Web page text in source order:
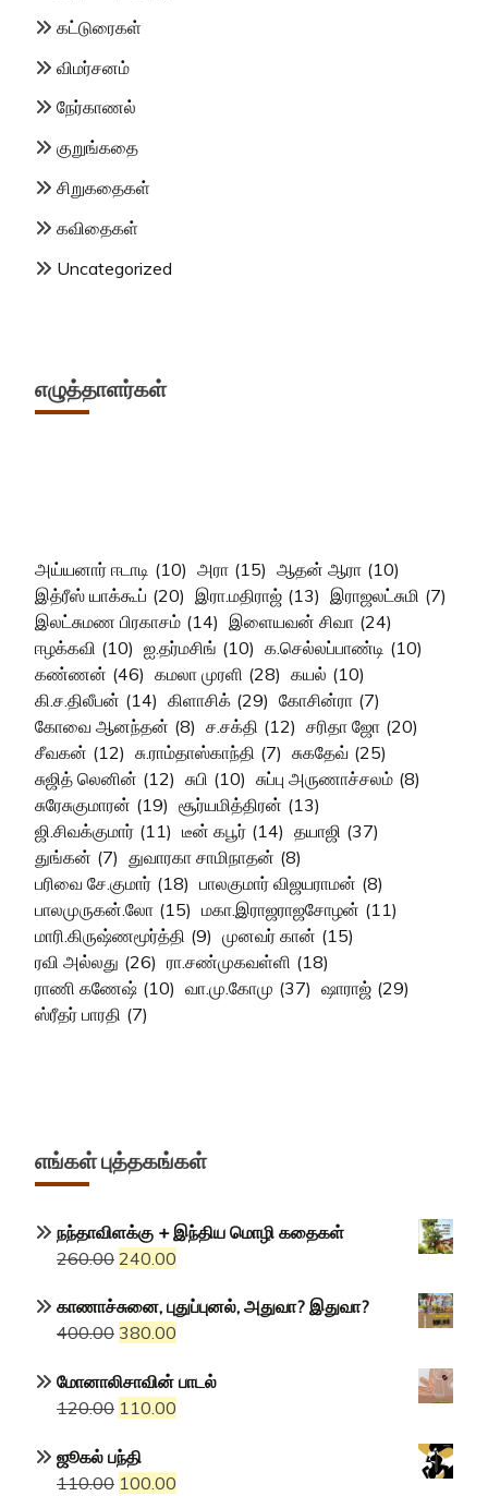
கட்டுரைகள்
விமர்சனம்
நேர்காணல்
குறுங்கதை
சிறுகதைகள்
கவிதைகள்
Uncategorized
எழுத்தாளர்கள்
அய்யனார் ஈடாடி (10) அரா (15) ஆதன் ஆரா (10)
இத்ரீஸ் யாக்கூப் (20) இரா.மதிராஜ் (13) இராஜலட்சுமி (7)
இலட்சுமண பிரகாசம் (14) இளையவன் சிவா (24)
ஈழக்கவி (10) ஐ.தர்மசிங் (10) க.செல்லப்பாண்டி (10)
கண்ணன் (46) கமலா முரளி (28) கயல் (10)
கி.ச.திலீபன் (14) கிளாசிக் (29) கோசின்ரா (7)
கோவை ஆனந்தன் (8) ச.சக்தி (12) சரிதா ஜோ (20)
சீவகன் (12) சு.ராம்தாஸ்காந்தி (7) சுகதேவ் (25)
சுஜித் லெனின் (12) சுபி (10) சுப்பு அருணாச்சலம் (8)
சுரேசுகுமாரன் (19) சூர்யமித்திரன் (13)
ஜி.சிவக்குமார் (11) டீன் கபூர் (14) தயாஜி (37)
துங்கன் (7) துவாரகா சாமிநாதன் (8)
பரிவை சே.குமார் (18) பாலகுமார் விஜயராமன் (8)
பாலமுருகன்.லோ (15) மகா.இராஜராஜசோழன் (11)
மாரி.கிருஷ்ணமூர்த்தி (9) முனவர் கான் (15)
ரவி அல்லது (26) ரா.சண்முகவள்ளி (18)
ராணி கணேஷ் (10) வா.மு.கோமு (37) ஷாராஜ் (29)
ஸ்ரீதர் பாரதி (7)
எங்கள் புத்தகங்கள்
நந்தாவிளக்கு + இந்திய மொழி கதைகள்
260.00 Original
was:
₹260.00.
240.00
is:
காணாச்சுனை, புதுப்புனல், அதுவா? இதுவா?
400.00 Original
was:
₹400.00.
380.00
is:
மோனாலிசாவின் பாடல்
120.00 Original
was:
₹120.00.
110.00
ஜூகல் பந்தி
110.00 Original
100.00